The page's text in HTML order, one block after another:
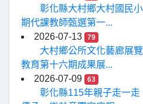
彰化縣大村鄉大村國民
期代課教師甄選第一...
2026-07-13
79
大村鄉公所文化藝廊展
教育第十六期成果展...
2026-07-09
63
彰化縣115年親子走一